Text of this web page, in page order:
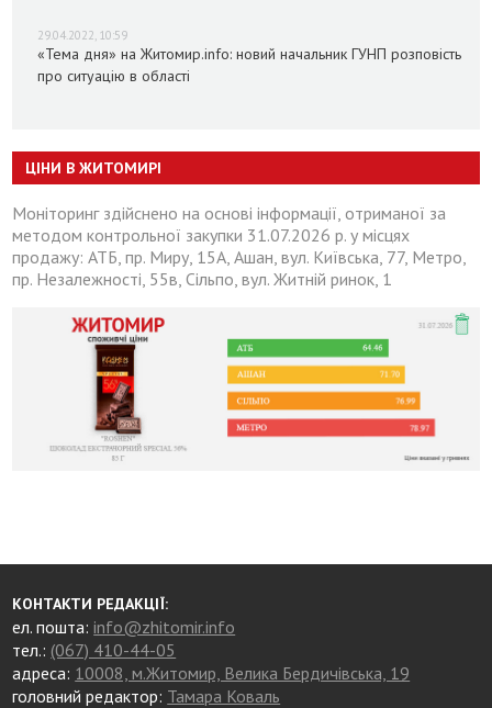
29.04.2022, 10:59
«Тема дня» на Житомир.info: новий начальник ГУНП розповість
про ситуацію в області
ЦІНИ В ЖИТОМИРІ
Моніторинг здійснено на основі інформації, отриманої за
методом контрольної закупки 31.07.2026 р. у місцях
продажу: АТБ, пр. Миру, 15А, Ашан, вул. Київська, 77, Метро,
пр. Незалежності, 55в, Сільпо, вул. Житній ринок, 1
КОНТАКТИ РЕДАКЦІЇ:
ел. пошта:info@zhitomir.info
тел.: (067) 410-44-05
адреса: 10008, м.Житомир, Велика Бердичівська, 19
головний редактор: Тамара Коваль